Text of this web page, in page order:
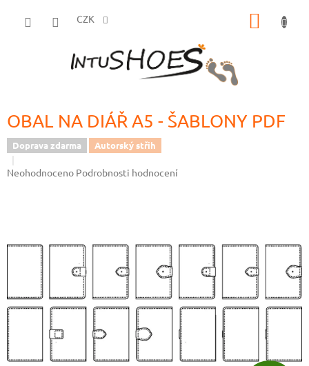
CZK
OBAL NA DIÁŘ A5 - ŠABLONY PDF
Doprava zdarma Autorský střih
Průměrné
5
hvězdiček.
Neohodnoceno Podrobnosti hodnocení